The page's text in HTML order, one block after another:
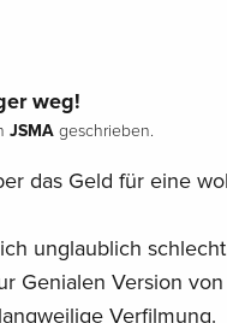
weg!
JSMA geschrieben.
das Geld für eine
unglaublich
Genialen Version von
Verfilmung.